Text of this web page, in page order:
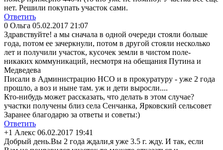
нет. Решили покупать участок сами.
Ответить
0 Ольга 05.02.2017 21:07
Здравствуйте! а мы сначала в одной очереди стояли больше
года, потом ее зачеркнули, потом в другой стояли несколько
лет и получили участок, кусочек земли в чистом поле-
никаких коммуникаций, несмотря на обещания Путина и
Медведева
Писали в Администрацию НСО и в прокуратуру - уже 2 года
прошло, а воз и ныне там. уж и дети выросли....
Кто-нибудь может рассказать, что делать в этом случае?
участки получены близ села Сенчанка, Ярковский сельсовет
Заранее благодарю за ответы и советы:)
Ответить
+1 Алекс 06.02.2017 19:41
Добрый день.Вы 2 года ждали,я уже 3.5 г. жду. И так, если